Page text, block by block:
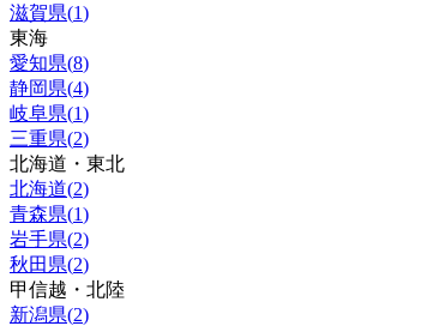
滋賀県(1)
東海
愛知県(8)
静岡県(4)
岐阜県(1)
三重県(2)
北海道・東北
北海道(2)
青森県(1)
岩手県(2)
秋田県(2)
甲信越・北陸
新潟県(2)